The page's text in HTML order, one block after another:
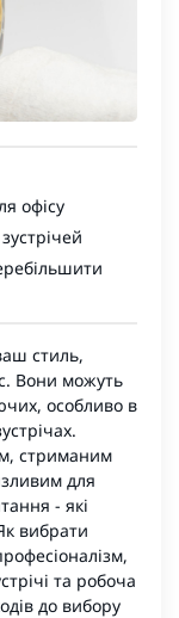
офісу
стиль,
Вони можуть
особливо в
стриманим
для
- які
вибрати
та робоча
до вибору